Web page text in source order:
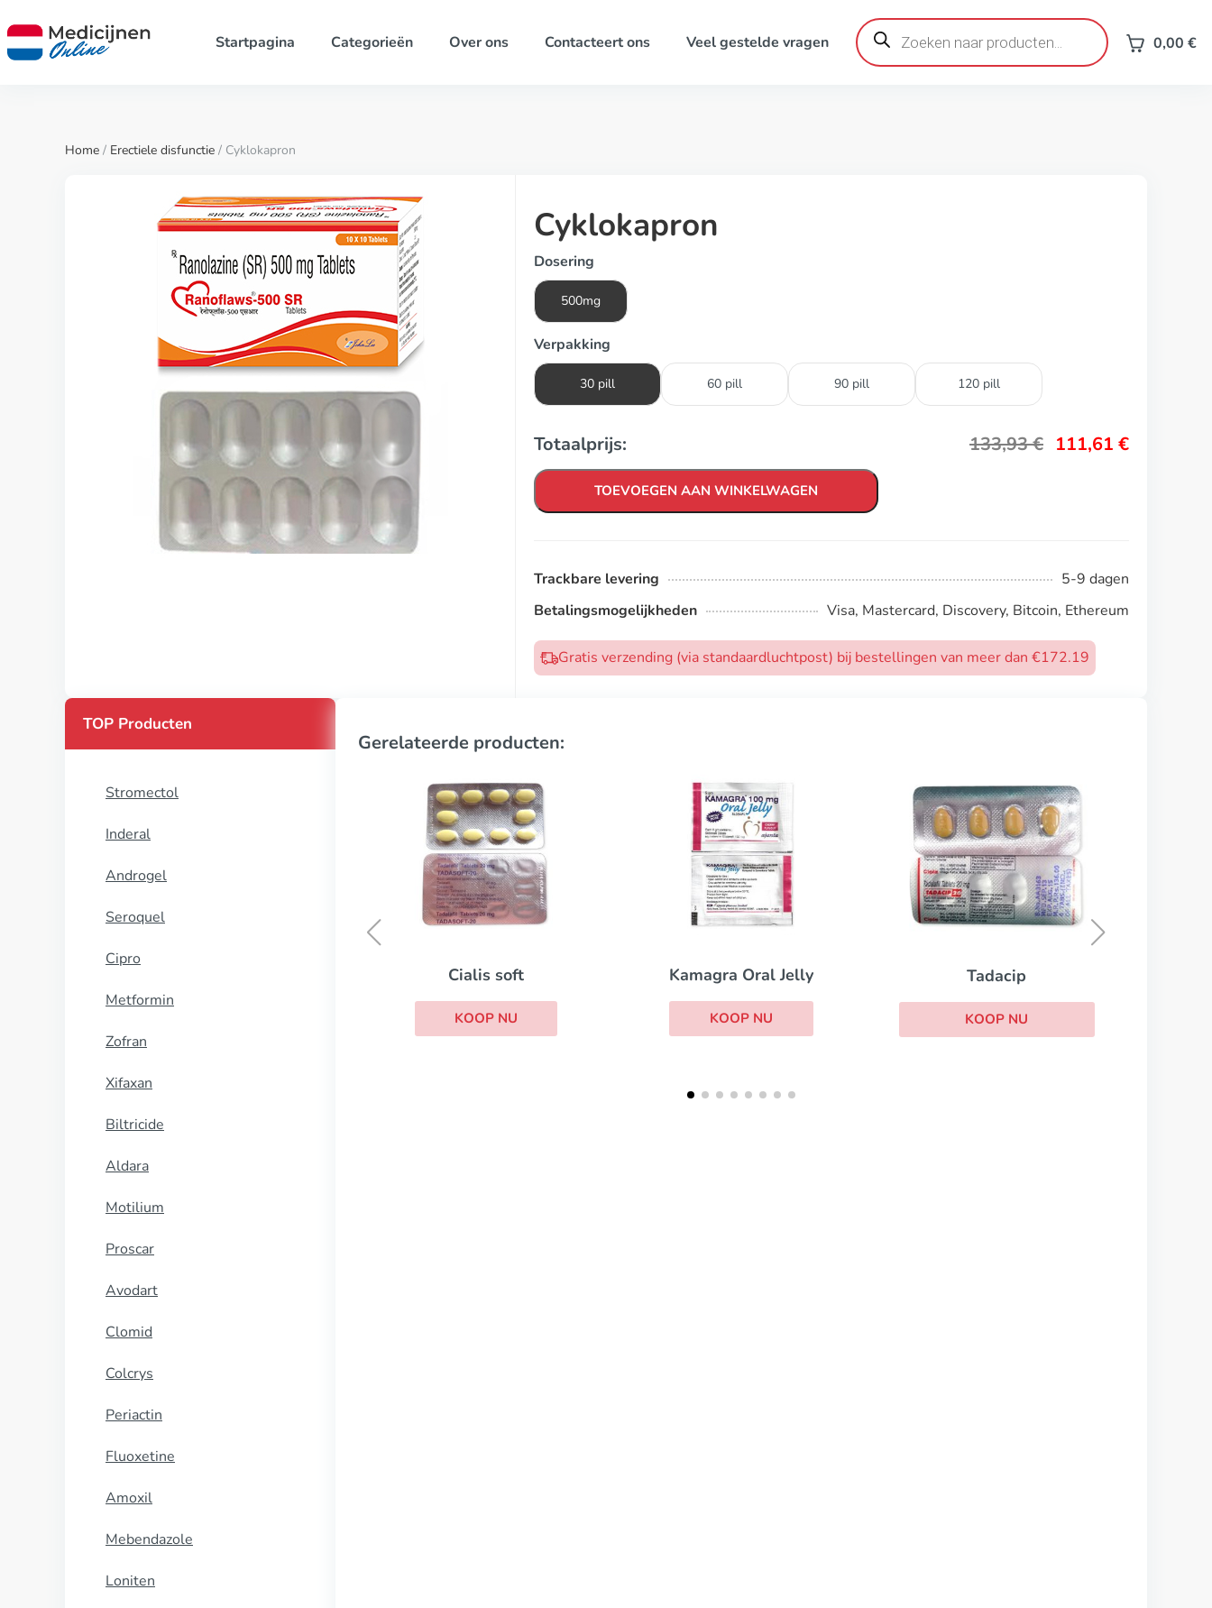
Startpagina Categorieën Over ons Contacteert ons Veel gestelde vragen
Producten
zoeken 0,00 €
Home / Erectiele disfunctie / Cyklokapron
Cyklokapron
Dosering
500mg
Verpakking
30 pill 60 pill 90 pill 120 pill
Totaalprijs: 133,93€ 111,61 €
TOEVOEGEN AAN WINKELWAGEN
Trackbare levering
5-9 dagen
Betalingsmogelijkheden
Visa, Mastercard, Discovery, Bitcoin, Ethereum
Gratis verzending (via standaardluchtpost) bij bestellingen van meer dan €172.19
TOP Producten
Stromectol
Inderal
Androgel
Seroquel
Cipro
Metformin
Zofran
Xifaxan
Biltricide
Aldara
Motilium
Proscar
Avodart
Clomid
Colcrys
Periactin
Fluoxetine
Amoxil
Mebendazole
Loniten
Gerelateerde producten:
Kamagra Oral Jelly